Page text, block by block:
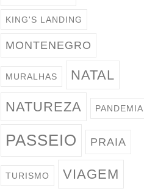
KING'S LANDING
MONTENEGRO
MURALHAS NATAL
NATUREZA PANDEMIA
PASSEIO PRAIA
TURISMO VIAGEM